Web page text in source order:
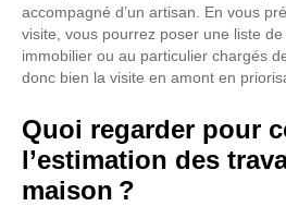
accompagné d’un artisan. En vous
visite, vous pourrez poser une liste de
immobilier ou au particulier chargés
donc bien la visite en amont en
Quoi regarder pour
l’estimation des
maison ?